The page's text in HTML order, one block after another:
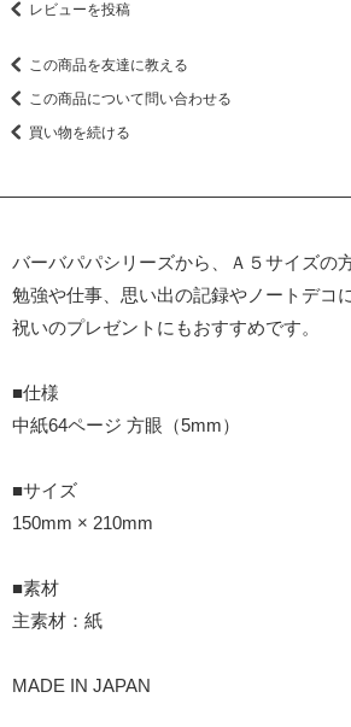
レビューを投稿
この商品を友達に教える
この商品について問い合わせる
買い物を続ける
バーバパパシリーズから、Ａ５サイズの
勉強や仕事、思い出の記録やノートデコ
祝いのプレゼントにもおすすめです。
■仕様
中紙64ページ 方眼（5mm）
■サイズ
150mm × 210mm
■素材
主素材：紙
MADE IN JAPAN